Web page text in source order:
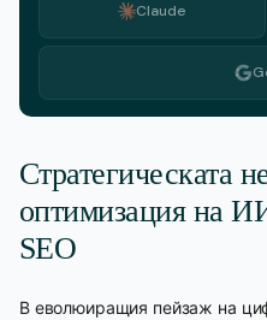
Claude
Стратегическата
оптимизация на
SEO
В еволюиращия пейзаж на